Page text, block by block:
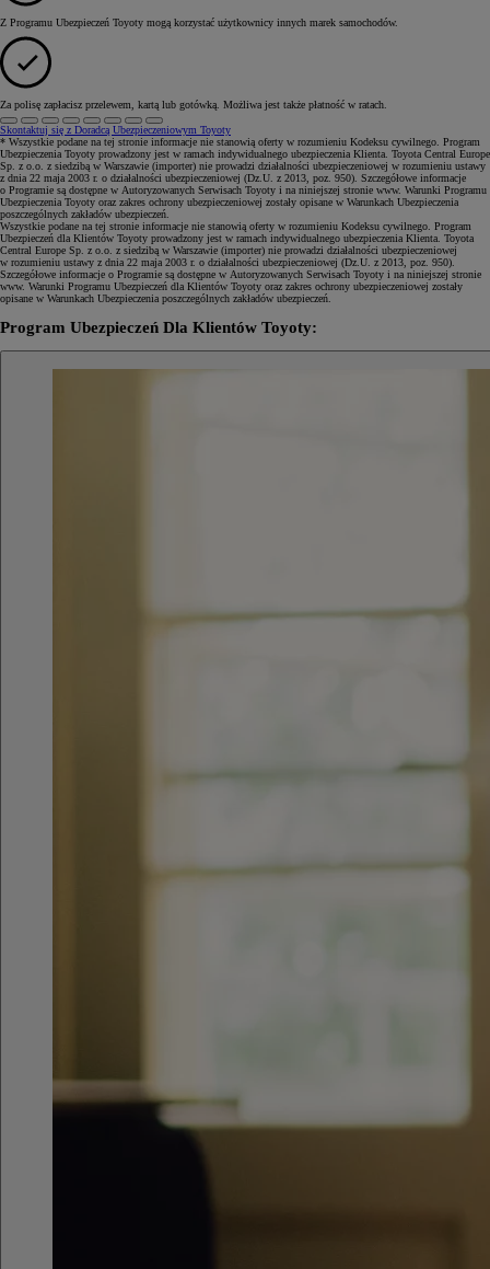
Z Programu Ubezpieczeń Toyoty mogą korzystać użytkownicy innych marek samochodów.
Za polisę zapłacisz przelewem, kartą lub gotówką. Możliwa jest także płatność w ratach.
Skontaktuj się z Doradcą Ubezpieczeniowym Toyoty
* Wszystkie podane na tej stronie informacje nie stanowią oferty w rozumieniu Kodeksu cywilnego. Program
Ubezpieczenia Toyoty prowadzony jest w ramach indywidualnego ubezpieczenia Klienta. Toyota Central Europe
Sp. z o.o. z siedzibą w Warszawie (importer) nie prowadzi działalności ubezpieczeniowej w rozumieniu ustawy
z dnia 22 maja 2003 r. o działalności ubezpieczeniowej (Dz.U. z 2013, poz. 950). Szczegółowe informacje
o Programie są dostępne w Autoryzowanych Serwisach Toyoty i na niniejszej stronie www. Warunki Programu
Ubezpieczenia Toyoty oraz zakres ochrony ubezpieczeniowej zostały opisane w Warunkach Ubezpieczenia
poszczególnych zakładów ubezpieczeń.
Wszystkie podane na tej stronie informacje nie stanowią oferty w rozumieniu Kodeksu cywilnego. Program
Ubezpieczeń dla Klientów Toyoty prowadzony jest w ramach indywidualnego ubezpieczenia Klienta. Toyota
Central Europe Sp. z o.o. z siedzibą w Warszawie (importer) nie prowadzi działalności ubezpieczeniowej
w rozumieniu ustawy z dnia 22 maja 2003 r. o działalności ubezpieczeniowej (Dz.U. z 2013, poz. 950).
Szczegółowe informacje o Programie są dostępne w Autoryzowanych Serwisach Toyoty i na niniejszej stronie
www. Warunki Programu Ubezpieczeń dla Klientów Toyoty oraz zakres ochrony ubezpieczeniowej zostały
opisane w Warunkach Ubezpieczenia poszczególnych zakładów ubezpieczeń.
Program Ubezpieczeń Dla Klientów Toyoty: